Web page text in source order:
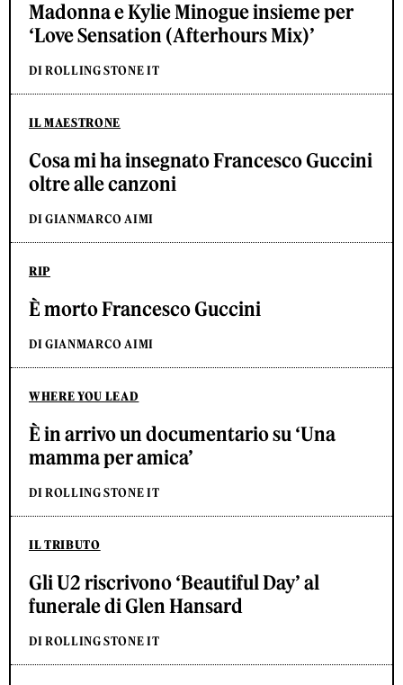
Madonna e Kylie Minogue insieme per
‘Love Sensation (Afterhours Mix)’
DI ROLLING STONE IT
IL MAESTRONE
Cosa mi ha insegnato Francesco Guccini
oltre alle canzoni
DI GIANMARCO AIMI
RIP
È morto Francesco Guccini
DI GIANMARCO AIMI
WHERE YOU LEAD
È in arrivo un documentario su ‘Una
mamma per amica’
DI ROLLING STONE IT
IL TRIBUTO
Gli U2 riscrivono ‘Beautiful Day’ al
funerale di Glen Hansard
DI ROLLING STONE IT